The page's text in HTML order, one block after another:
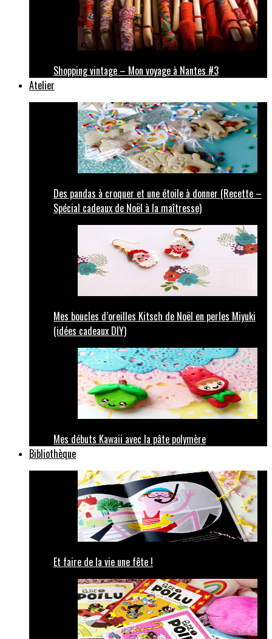
Shopping vintage – Mon voyage à Nantes #3
Atelier
Des pandas à croquer et une étoile à donner (Recette –
Spécial cadeaux de Noël à la maîtresse)
Mes boucles d’oreilles Kitsch de Noël en perles Miyuki
(idées cadeaux DIY)
Mes débuts Kawaii avec la pâte polymère
Bibliothèque
Et faire de la vie une fête !